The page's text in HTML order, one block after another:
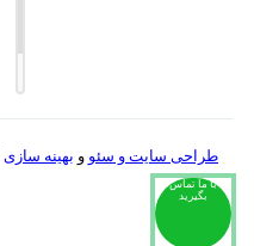
با ما تماس
بگیرید
طراحی سایت و سئوو بهینه سازی از